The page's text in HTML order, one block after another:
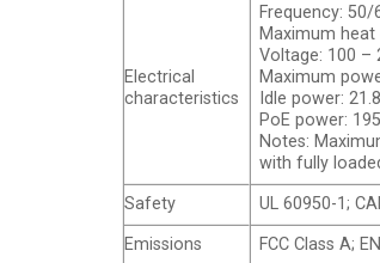
Electrical
characteristics
Frequency: 50/
Maximum
Voltage: 100 –
Maximum
Idle power:
PoE power:
Notes:
with fully
Safety
UL 60950-1;
Emissions
FCC Class A;